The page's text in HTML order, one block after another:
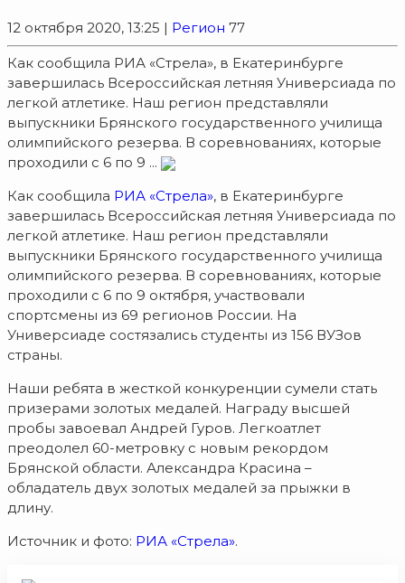
12 октября 2020, 13:25 | Регион 77
Как сообщила РИА «Стрела», в Екатеринбурге
завершилась Всероссийская летняя Универсиада по
легкой атлетике. Наш регион представляли
выпускники Брянского государственного училища
олимпийского резерва. В соревнованиях, которые
проходили с 6 по 9 ...
Как сообщила РИА «Стрела», в Екатеринбурге
завершилась Всероссийская летняя Универсиада по
легкой атлетике. Наш регион представляли
выпускники Брянского государственного училища
олимпийского резерва. В соревнованиях, которые
проходили с 6 по 9 октября, участвовали
спортсмены из 69 регионов России. На
Универсиаде состязались студенты из 156 ВУЗов
страны.
Наши ребята в жесткой конкуренции сумели стать
призерами золотых медалей. Награду высшей
пробы завоевал Андрей Гуров. Легкоатлет
преодолел 60-метровку с новым рекордом
Брянской области. Александра Красина –
обладатель двух золотых медалей за прыжки в
длину.
Источник и фото: РИА «Стрела».